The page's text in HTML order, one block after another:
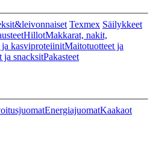
Texmex Säilykkeet
HillotMakkarat, nakit,
kasviproteiinitMaitotuotteet ja
ja snacksitPakasteet
EnergiajuomatKaakaot